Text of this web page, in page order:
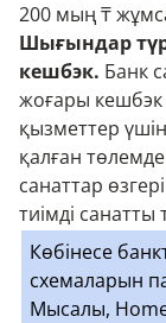
200 мың₸
Шығындар
кешбэк. Банк
жоғары
қызметтер
қалған
санаттар
тиімді
Көбінесе
схемаларын
Мысалы,